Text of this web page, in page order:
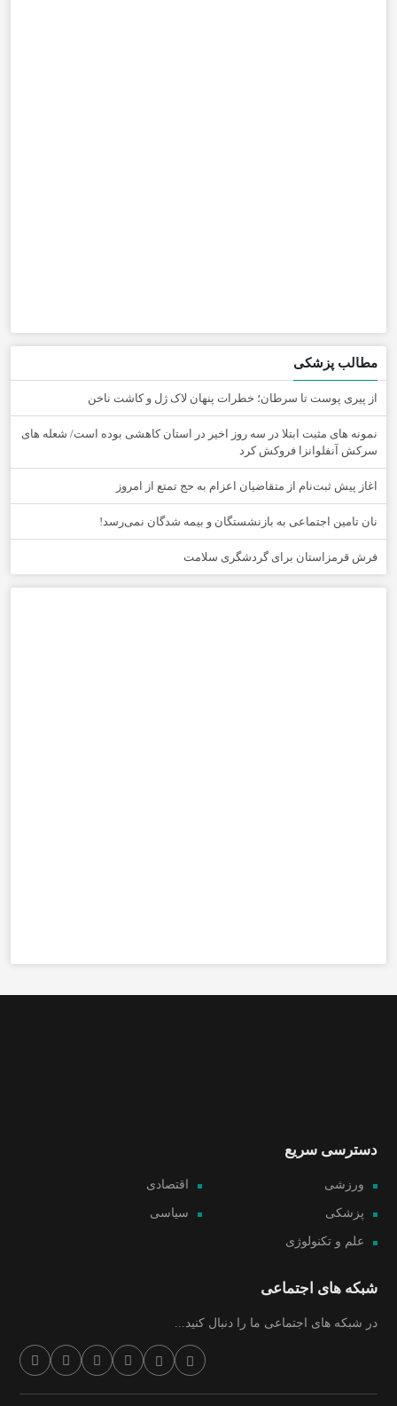
مطالب پزشکی
از پیری پوست تا سرطان؛ خطرات پنهان لاک ژل و کاشت ناخن
نمونه های مثبت ابتلا در سه روز اخیر در استان کاهشی بوده است/ شعله های
سرکش آنفلوانزا فروکش کرد
اغاز پیش ثبت‌نام از متقاضیان اعزام به حج تمتع از امروز
نان تامین اجتماعی به بازنشستگان و بیمه شدگان نمی‌رسد!
فرش قرمزاستان برای گردشگری سلامت
دسترسی سریع
ورزشی اقتصادی
پزشکی سیاسی
علم و تکنولوژی
شبکه های اجتماعی
در شبکه های اجتماعی ما را دنبال کنید...